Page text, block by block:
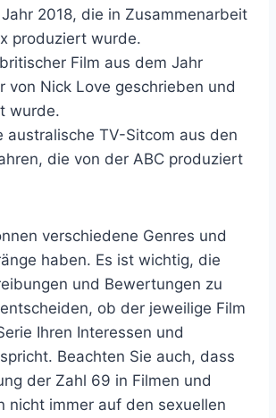
2018, die in Zusammenarbeit
produziert wurde.
britischer Film aus dem Jahr
von Nick Love geschrieben und
wurde.
australische TV-Sitcom aus den
die von der ABC produziert
verschiedene Genres und
haben. Es ist wichtig, die
und Bewertungen zu
ob der jeweilige Film
Ihren Interessen und
Beachten Sie auch, dass
der Zahl 69 in Filmen und
nicht immer auf den sexuellen